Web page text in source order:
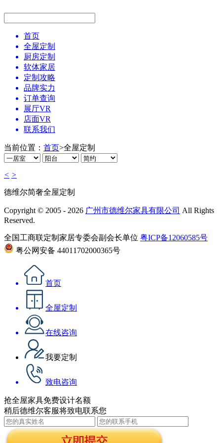
首页
全屋定制
厨房定制
软体家居
定制攻略
品牌实力
订单查询
展厅VR
店面VR
联系我们
当前位置： 首页>全屋定制
< >
德维尔简奢全屋定制
Copyright © 2005 - 2026 广州市德维尔家具有限公司 All Rights
Reserved.
全国工商联定制家居专委会副会长单位 粤ICP备12060585号
粤公网安备 44011702000365号
首页
全屋定制
在线咨询
我要定制
致电咨询
抢全屋家具免费设计名额
稍后德维尔客服将致电联系您